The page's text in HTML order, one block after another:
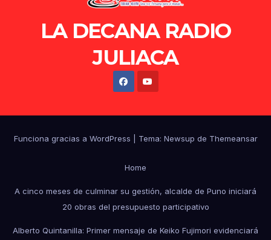
LA DECANA RADIO
JULIACA
Funciona gracias a WordPress Tema: Newsup de Themeansar
Home
A cinco meses de culminar su gestión, alcalde de Puno iniciará
20 obras del presupuesto participativo
Alberto Quintanilla: Primer mensaje de Keiko Fujimori evidenciará